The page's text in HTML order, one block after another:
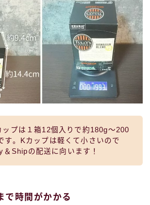
ップは１箱12個入りで約180g～200
す。Kカップは軽くて小さいので
＆Shipの配送に向います！
で時間がかかる